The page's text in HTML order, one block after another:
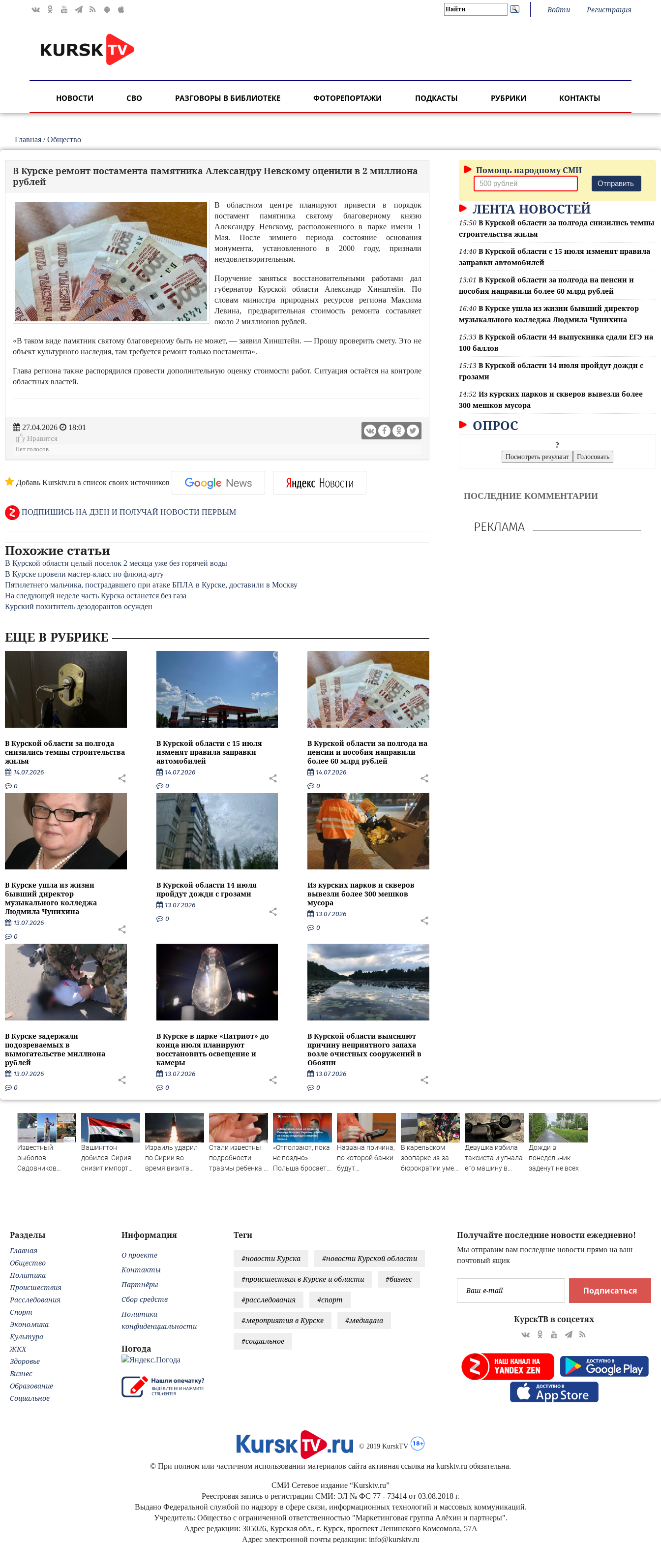
Войти Регистрация
НОВОСТИ СВО РАЗГОВОРЫ В БИБЛИОТЕКЕ ФОТОРЕПОРТАЖИ ПОДКАСТЫ РУБРИКИ КОНТАКТЫ
Главная /Общество
В Курске ремонт постамента памятника Александру Невскому оценили в 2 миллиона
рублей
В областном центре планируют привести в порядок
постамент памятника святому благоверному князю
Александру Невскому, расположенного в парке имени 1
Мая. После зимнего периода состояние основания
монумента, установленного в 2000 году, признали
неудовлетворительным.
Поручение заняться восстановительными работами дал
губернатор Курской области Александр Хинштейн. По
словам министра природных ресурсов региона Максима
Левина, предварительная стоимость ремонта составляет
около 2 миллионов рублей.
«В таком виде памятник святому благоверному быть не может, — заявил Хинштейн. — Прошу проверить смету. Это не
объект культурного наследия, там требуется ремонт только постамента».
Глава региона также распорядился провести дополнительную оценку стоимости работ. Ситуация остаётся на контроле
областных властей.
27.04.2026
18:01
Нравится
Нет голосов
Добавь Kursktv.ru в список своих источников
ПОДПИШИСЬ НА ДЗЕН И ПОЛУЧАЙ НОВОСТИ ПЕРВЫМ
Похожие статьи
В Курской области целый поселок 2 месяца уже без горячей воды
В Курске провели мастер-класс по флюид-арту
Пятилетнего мальчика, пострадавшего при атаке БПЛА в Курске, доставили в Москву
На следующей неделе часть Курска останется без газа
Курский похититель дезодорантов осужден
ЕЩЕ В РУБРИКЕ
В Курской области за полгода
снизились темпы строительства
жилья
14.07.2026
0
В Курской области с 15 июля
изменят правила заправки
автомобилей
14.07.2026
0
В Курской области за полгода на
пенсии и пособия направили
более 60 млрд рублей
14.07.2026
0
В Курске ушла из жизни
бывший директор
музыкального колледжа
Людмила Чунихина
13.07.2026
0
В Курской области 14 июля
пройдут дожди с грозами
13.07.2026
0
Из курских парков и скверов
вывезли более 300 мешков
мусора
13.07.2026
0
В Курске задержали
подозреваемых в
вымогательстве миллиона
рублей
13.07.2026
0
В Курске в парке «Патриот» до
конца июля планируют
восстановить освещение и
камеры
13.07.2026
0
В Курской области выясняют
причину неприятного запаха
возле очистных сооружений в
Обояни
13.07.2026
0
Помощь народному СМИ
Отправить
ЛЕНТА НОВОСТЕЙ
15:50 В Курской области за полгода снизились темпы
строительства жилья
14:40 В Курской области с 15 июля изменят правила
заправки автомобилей
13:01 В Курской области за полгода на пенсии и
пособия направили более 60 млрд рублей
16:40 В Курске ушла из жизни бывший директор
музыкального колледжа Людмила Чунихина
15:33 В Курской области 44 выпускника сдали ЕГЭ на
100 баллов
15:13 В Курской области 14 июля пройдут дожди с
грозами
14:52 Из курских парков и скверов вывезли более
300 мешков мусора
ОПРОС
?
ПОСЛЕДНИЕ КОММЕНТАРИИ
РЕКЛАМА
Известный
рыболов
Садовников
Вашингтон
добился: Сирия
снизит импорт
Израиль ударил
по Сирии во
время визита
Стали известны
подробности
травмы ребенка в
«Отползают, пока
не поздно»:
Польша бросает
Названа причина,
по которой банки
будут
В карельском
зоопарке из-за
бюрократии умер
Девушка избила
таксиста и угнала
его машину в
Дожди в
понедельник
заденут не всех
Получайте последние новости ежедневно!
Мы отправим вам последние новости прямо на ваш
почтовый ящик
Подписаться
КурскТВ в соцсетях
Теги
#новости Курска #новости Курской области
#происшествия в Курске и области #бизнес
#расследования #спорт
#мероприятия в Курске #медицина
#социальное
Разделы
Главная
Общество
Политика
Происшествия
Расследования
Спорт
Экономика
Культура
ЖКХ
Здоровье
Бизнес
Образование
Социальное
Информация
О проекте
Контакты
Партнёры
Сбор средств
Политика
конфиденциальности
Погода
© 2019 KurskTV
© При полном или частичном использовании материалов сайта активная ссылка на kursktv.ru обязательна.
СМИ Сетевое издание “Kursktv.ru”
Реестровая запись о регистрации СМИ: ЭЛ № ФС 77 - 73414 от 03.08.2018 г.
Выдано Федеральной службой по надзору в сфере связи, информационных технологий и массовых коммуникаций.
Учредитель: Общество с ограниченной ответственностью "Маркетинговая группа Алёхин и партнеры".
Адрес редакции: 305026, Курская обл., г. Курск, проспект Ленинского Комсомола, 57А
Адрес электронной почты редакции: info@kursktv.ru